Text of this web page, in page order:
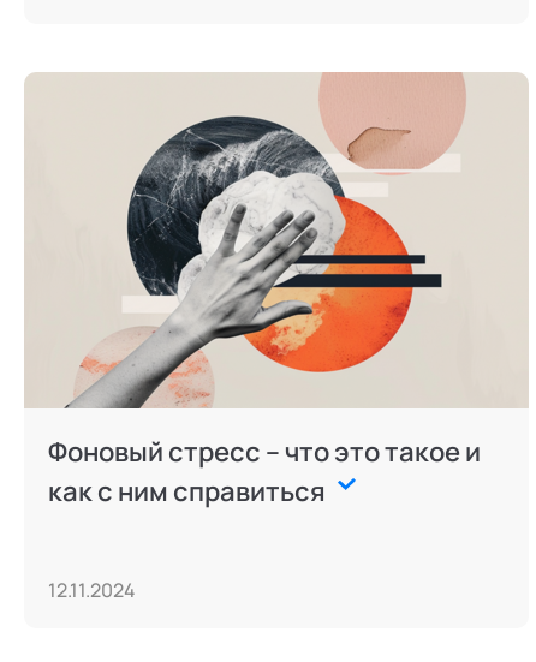
Фоновый стресс – что это такое и
как с ним справиться
12.11.2024